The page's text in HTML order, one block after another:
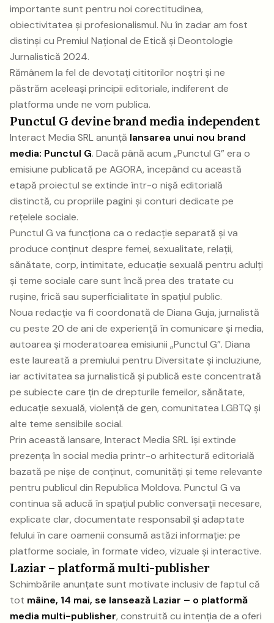
importante sunt pentru noi corectitudinea,
obiectivitatea și profesionalismul. Nu în zadar am fost
distinși cu Premiul Național de Etică și Deontologie
Jurnalistică 2024.
Rămânem la fel de devotați cititorilor noștri și ne
păstrăm aceleași principii editoriale, indiferent de
platforma unde ne vom publica.
Punctul G devine brand media independent
Interact Media SRL anunță lansarea unui nou brand
media: Punctul G. Dacă până acum „Punctul G” era o
emisiune publicată pe AGORA, începând cu această
etapă proiectul se extinde într-o nișă editorială
distinctă, cu propriile pagini și conturi dedicate pe
rețelele sociale.
Punctul G va funcționa ca o redacție separată și va
produce conținut despre femei, sexualitate, relații,
sănătate, corp, intimitate, educație sexuală pentru adulți
și teme sociale care sunt încă prea des tratate cu
rușine, frică sau superficialitate în spațiul public.
Noua redacție va fi coordonată de Diana Guja, jurnalistă
cu peste 20 de ani de experiență în comunicare și media,
autoarea și moderatoarea emisiunii „Punctul G”. Diana
este laureată a premiului pentru Diversitate și incluziune,
iar activitatea sa jurnalistică și publică este concentrată
pe subiecte care țin de drepturile femeilor, sănătate,
educație sexuală, violență de gen, comunitatea LGBTQ și
alte teme sensibile social.
Prin această lansare, Interact Media SRL își extinde
prezența în social media printr-o arhitectură editorială
bazată pe nișe de conținut, comunități și teme relevante
pentru publicul din Republica Moldova. Punctul G va
continua să aducă în spațiul public conversații necesare,
explicate clar, documentate responsabil și adaptate
felului în care oamenii consumă astăzi informație: pe
platforme sociale, în formate video, vizuale și interactive.
Laziar – platformă multi-publisher
Schimbările anunțate sunt motivate inclusiv de faptul că
tot mâine, 14 mai, se lansează Laziar – o platformă
media multi-publisher, construită cu intenția de a oferi